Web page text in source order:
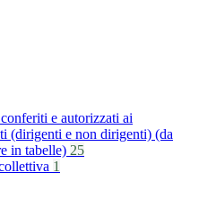
e autorizzati ai
(dirigenti e non dirigenti) (da
in tabelle) 25
1